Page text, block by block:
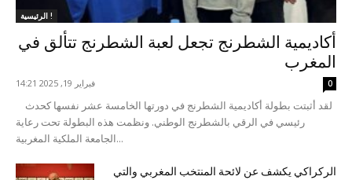
الرئيسية !
أكاديمية الشطرنج تجعل لعبة الشطرنج تتألق في
المغرب
فبراير 19, 2025 14:21 0
رئيسي في الرقي بالشطرنج الوطني. ونظمت هذه البطولة تحت رعاية
الجامعة الملكية المغربية...
الركراكي يكشف عن لائحة المنتخب المغربي والتي